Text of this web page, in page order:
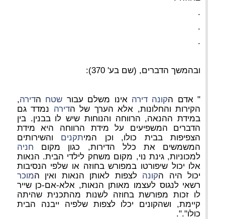
.
.
.
ובהמשך הדברים, (שם בע' 370):
" אדם הקונה דירה אינו משלם עבור שטח הדירה,
הקירות והחלונות, אלא הערך של הדירה נמדד גם
במידת ההנאה, הרווחה והנוחות שיש לו בבנין. בין
הדברים המשפיעים על מידת הרווחה היא מידת
הצפיפות בבית כולו, וכן המיתקנים והשירותים
המשמשים את כלל הדירות, כגון מקום חניה
למכוניות, גינת נוי, מקום משחק לילדי הבית. הנאות
אלו יכול שיפורטו במפורש בחוזה או שלפי הנסיבות
יכול היה הקונה לצפות לאותן הנאות ואין המוכר
רשאי לנגוס לעצמו מאותן הנאות, אלא-אם-כן שייר
לו זכות מפורשת בחוזה לשנות מהתכנית שהיתה
קיימת, ושהקונים יכלו לצפות שלפיה ייבנה הבית
כולו".".